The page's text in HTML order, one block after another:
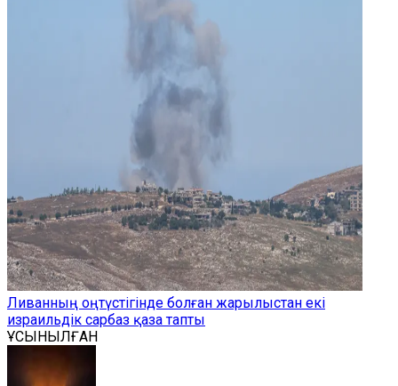
Ливанның оңтүстігінде болған жарылыстан екі
израильдік сарбаз қаза тапты
ҰСЫНЫЛҒАН